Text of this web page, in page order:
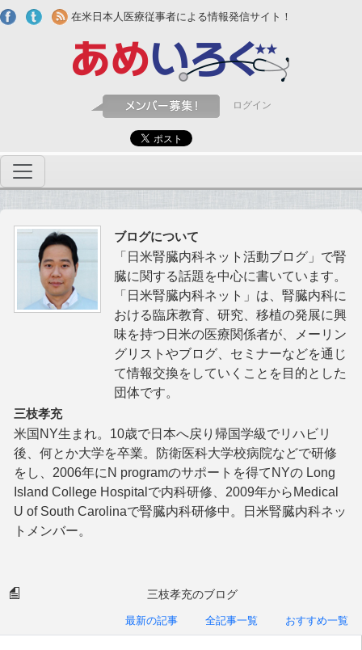
Skip to main content
在米日本人医療従事者による情報発信サイト！
ログイン
ブログについて
「日米腎臓内科ネット活動ブログ」で腎
臓に関する話題を中心に書いています。
「日米腎臓内科ネット」は、腎臓内科に
おける臨床教育、研究、移植の発展に興
味を持つ日米の医療関係者が、メーリン
グリストやブログ、セミナーなどを通じ
て情報交換をしていくことを目的とした
団体です。
三枝孝充
米国NY生まれ。10歳で日本へ戻り帰国学級でリハビリ
後、何とか大学を卒業。防衛医科大学校病院などで研修
をし、2006年にN programのサポートを得てNYの Long
Island College Hospitalで内科研修、2009年からMedical
U of South Carolinaで腎臓内科研修中。日米腎臓内科ネッ
トメンバー。
三枝孝充のブログ
最新の記事 全記事一覧 おすすめ一覧